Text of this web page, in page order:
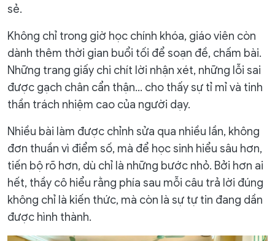
sẻ.
Không chỉ trong giờ học chính khóa, giáo viên còn
dành thêm thời gian buổi tối để soạn đề, chấm bài.
Những trang giấy chi chít lời nhận xét, những lỗi sai
được gạch chân cẩn thận… cho thấy sự tỉ mỉ và tinh
thần trách nhiệm cao của người dạy.
Nhiều bài làm được chỉnh sửa qua nhiều lần, không
đơn thuần vì điểm số, mà để học sinh hiểu sâu hơn,
tiến bộ rõ hơn, dù chỉ là những bước nhỏ. Bởi hơn ai
hết, thầy cô hiểu rằng phía sau mỗi câu trả lời đúng
không chỉ là kiến thức, mà còn là sự tự tin đang dần
được hình thành.